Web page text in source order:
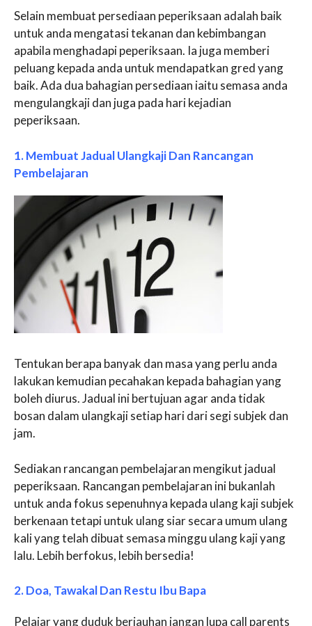
Selain membuat persediaan peperiksaan adalah baik
untuk anda mengatasi tekanan dan kebimbangan
apabila menghadapi peperiksaan. Ia juga memberi
peluang kepada anda untuk mendapatkan gred yang
baik. Ada dua bahagian persediaan iaitu semasa anda
mengulangkaji dan juga pada hari kejadian
peperiksaan.
1. Membuat Jadual Ulangkaji Dan Rancangan
Pembelajaran
Tentukan berapa banyak dan masa yang perlu anda
lakukan kemudian pecahakan kepada bahagian yang
boleh diurus. Jadual ini bertujuan agar anda tidak
bosan dalam ulangkaji setiap hari dari segi subjek dan
jam.
Sediakan rancangan pembelajaran mengikut jadual
peperiksaan. Rancangan pembelajaran ini bukanlah
untuk anda fokus sepenuhnya kepada ulang kaji subjek
berkenaan tetapi untuk ulang siar secara umum ulang
kali yang telah dibuat semasa minggu ulang kaji yang
lalu. Lebih berfokus, lebih bersedia!
2. Doa, Tawakal Dan Restu Ibu Bapa
Pelajar yang duduk berjauhan jangan lupa call parents